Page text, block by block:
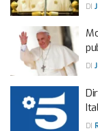
DI
DI
DI